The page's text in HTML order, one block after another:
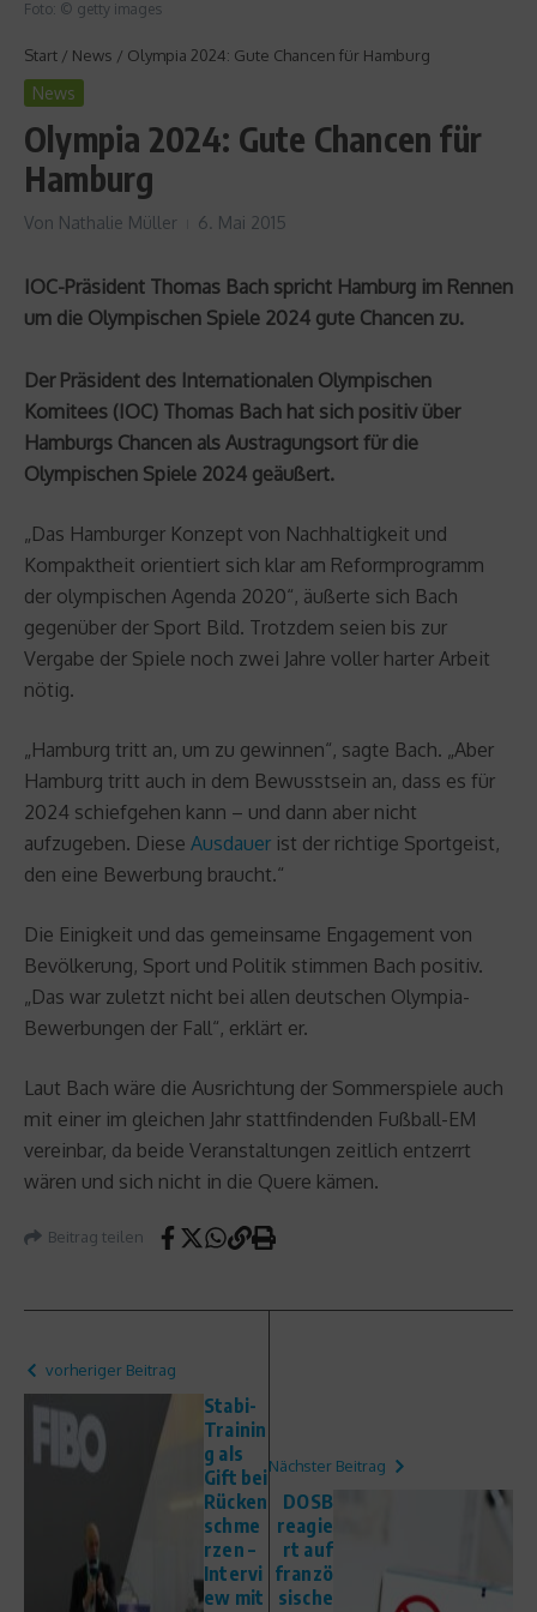
Foto: © getty images
Start / News / Olympia 2024: Gute Chancen für Hamburg
News
Olympia 2024: Gute Chancen für
Hamburg
Von Nathalie Müller 6. Mai 2015
IOC-Präsident Thomas Bach spricht Hamburg im Rennen
um die Olympischen Spiele 2024 gute Chancen zu.
Der Präsident des Internationalen Olympischen
Komitees (IOC) Thomas Bach hat sich positiv über
Hamburgs Chancen als Austragungsort für die
Olympischen Spiele 2024 geäußert.
„Das Hamburger Konzept von Nachhaltigkeit und
Kompaktheit orientiert sich klar am Reformprogramm
der olympischen Agenda 2020“, äußerte sich Bach
gegenüber der Sport Bild. Trotzdem seien bis zur
Vergabe der Spiele noch zwei Jahre voller harter Arbeit
nötig.
„Hamburg tritt an, um zu gewinnen“, sagte Bach. „Aber
Hamburg tritt auch in dem Bewusstsein an, dass es für
2024 schiefgehen kann – und dann aber nicht
aufzugeben. Diese Ausdauer ist der richtige Sportgeist,
den eine Bewerbung braucht.“
Die Einigkeit und das gemeinsame Engagement von
Bevölkerung, Sport und Politik stimmen Bach positiv.
„Das war zuletzt nicht bei allen deutschen Olympia-
Bewerbungen der Fall“, erklärt er.
Laut Bach wäre die Ausrichtung der Sommerspiele auch
mit einer im gleichen Jahr stattfindenden Fußball-EM
vereinbar, da beide Veranstaltungen zeitlich entzerrt
wären und sich nicht in die Quere kämen.
Beitrag teilen
vorheriger Beitrag
Stabi-
Trainin
g als
Gift bei
Rücken
schme
rzen –
Intervi
ew mit
Nächster Beitrag
DOSB
reagie
rt auf
franzö
sische